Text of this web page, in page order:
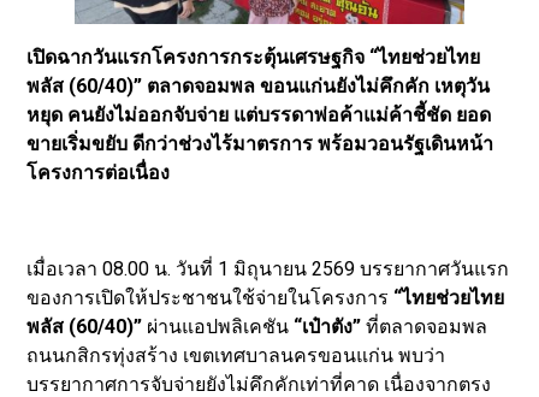
เปิดฉากวันแรกโครงการกระตุ้นเศรษฐกิจ “ไทยช่วยไทย
พลัส (60/40)” ตลาดจอมพล ขอนแก่นยังไม่คึกคัก เหตุวัน
หยุด คนยังไม่ออกจับจ่าย แต่บรรดาพ่อค้าแม่ค้าชี้ชัด ยอด
ขายเริ่มขยับ ดีกว่าช่วงไร้มาตรการ พร้อมวอนรัฐเดินหน้า
โครงการต่อเนื่อง
เมื่อเวลา 08.00 น. วันที่ 1 มิถุนายน 2569 บรรยากาศวันแรก
ของการเปิดให้ประชาชนใช้จ่ายในโครงการ “ไทยช่วยไทย
พลัส (60/40)” ผ่านแอปพลิเคชัน “เป๋าตัง”ที่ตลาดจอมพล
ถนนกสิกรทุ่งสร้าง เขตเทศบาลนครขอนแก่น พบว่า
บรรยากาศการจับจ่ายยังไม่คึกคักเท่าที่คาด เนื่องจากตรง